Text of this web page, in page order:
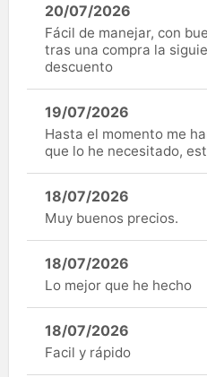
20/07/2026
Fácil de manejar, con
tras una compra la
descuento
19/07/2026
Hasta el momento me
que lo he necesitado,
18/07/2026
Muy buenos precios.
18/07/2026
Lo mejor que he hecho
18/07/2026
Facil y rápido